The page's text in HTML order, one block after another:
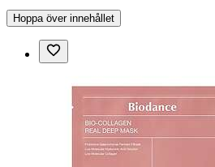
Hoppa över innehållet